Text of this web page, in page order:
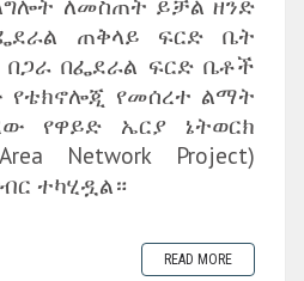
ጠቅላይ ፍርድ ቤት
በፌደራል ፍርድ ቤቶች
የቴክኖሎጂ የመሰረተ ልማት
የዋይድ ኤርያ ኔትወርክ
Network Project)
ተካሂዷል።
READ MORE